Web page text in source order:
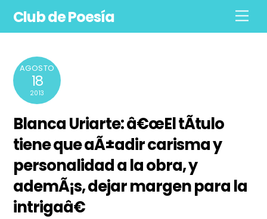
Club de Poesía
AGOSTO
18
2013
Blanca Uriarte: â€œEl tÃ­tulo
tiene que aÃ±adir carisma y
personalidad a la obra, y
ademÃ¡s, dejar margen para la
intrigaâ€